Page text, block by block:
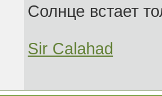
Солнце встает
Sir Calahad